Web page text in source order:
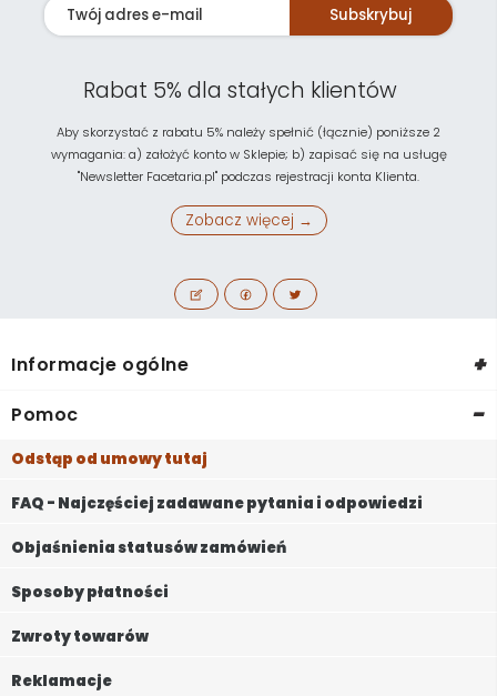
Subskrybuj
Rabat 5% dla stałych klientów
Aby skorzystać z rabatu 5% należy spełnić (łącznie) poniższe 2
wymagania: a) założyć konto w Sklepie; b) zapisać się na usługę
"Newsletter Facetaria.pl" podczas rejestracji konta Klienta.
Zobacz więcej →
Informacje ogólne +
Pomoc -
Odstąp od umowy tutaj
FAQ - Najczęściej zadawane pytania i odpowiedzi
Objaśnienia statusów zamówień
Sposoby płatności
Zwroty towarów
Reklamacje